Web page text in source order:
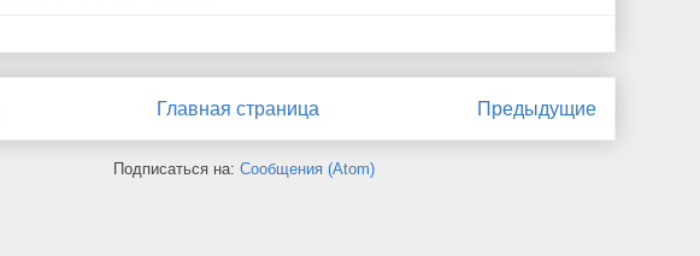
Предыдущие
Главная страница
Подписаться на: Сообщения (Atom)